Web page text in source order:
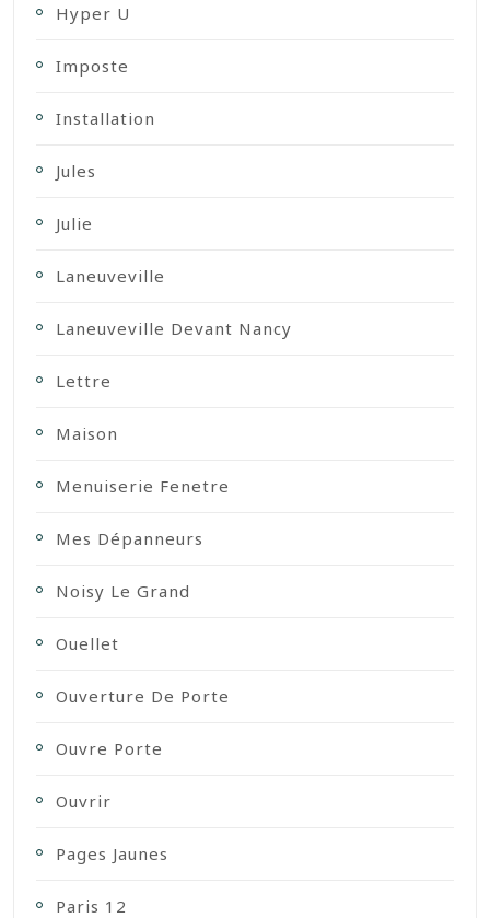
Hyper U
Imposte
Installation
Jules
Julie
Laneuveville
Laneuveville Devant Nancy
Lettre
Maison
Menuiserie Fenetre
Mes Dépanneurs
Noisy Le Grand
Ouellet
Ouverture De Porte
Ouvre Porte
Ouvrir
Pages Jaunes
Paris 12